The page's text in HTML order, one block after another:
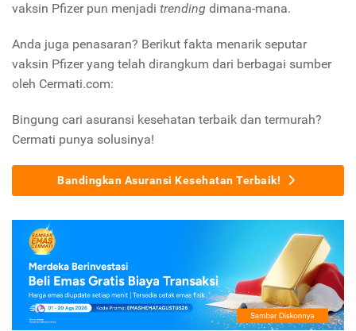
vaksin Pfizer pun menjadi trending dimana-mana.
Anda juga penasaran? Berikut fakta menarik seputar
vaksin Pfizer yang telah dirangkum dari berbagai sumber
oleh Cermati.com:
Bingung cari asuransi kesehatan terbaik dan termurah?
Cermati punya solusinya!
Bandingkan Asuransi Kesehatan Terbaik!